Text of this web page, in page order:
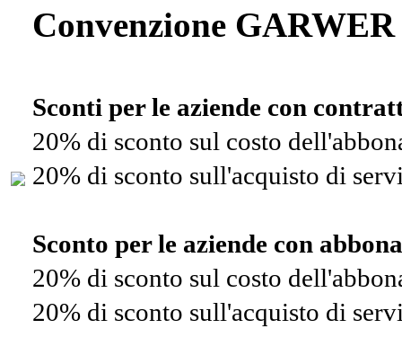
Convenzione
Sconti per le aziende con
20% di sconto sul costo
20% di sconto sull'acquisto di
Sconto per le aziende con
20% di sconto sul costo
20% di sconto sull'acquisto di